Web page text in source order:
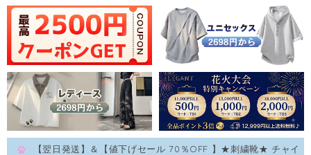
【翌日発送】＆【値下げセール 70％OFF 】★刺繍靴★ チャイ